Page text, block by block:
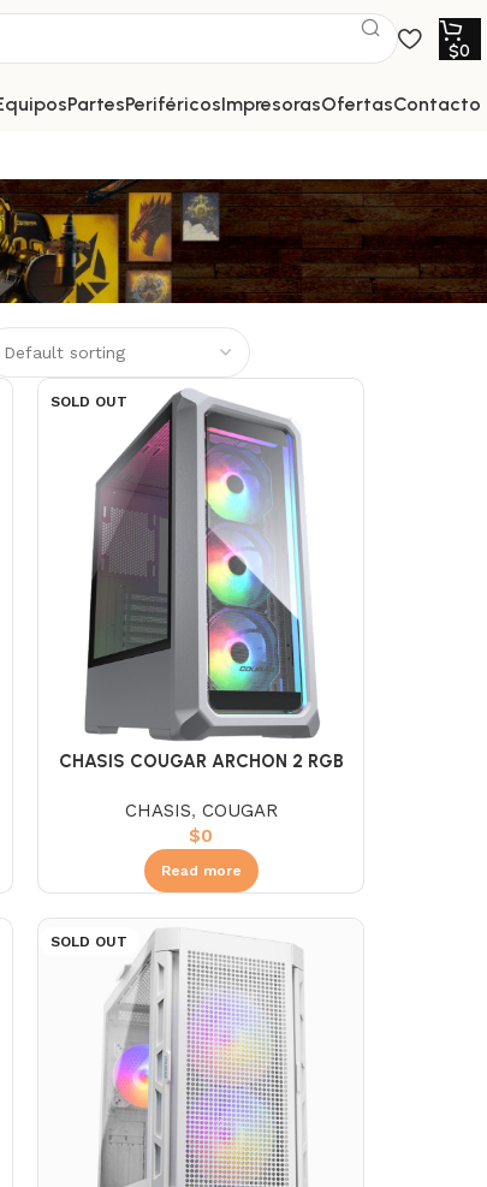
$0
equipos partes periféricos impresoras ofertas contacto
SOLD OUT
CHASIS COUGAR ARCHON 2 RGB
CHASIS, COUGAR
$0
Read more
SOLD OUT